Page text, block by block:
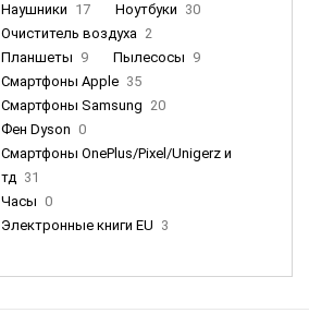
Наушники 17 Ноутбуки 30
Очиститель воздуха 2
Планшеты 9 Пылесосы 9
Смартфоны Apple 35
Смартфоны Samsung 20
Фен Dyson 0
Смартфоны OnePlus/Pixel/Unigerz и
тд 31
Часы 0
Электронные книги EU 3